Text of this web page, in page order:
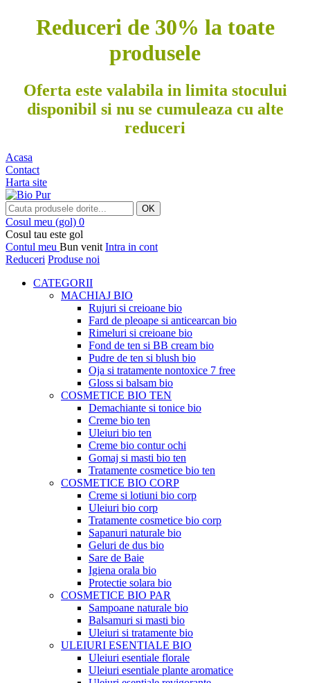
Reduceri de 30% la toate
produsele
Oferta este valabila in limita stocului
disponibil si nu se cumuleaza cu alte
reduceri
Acasa
Contact
Harta site
OK
Cosul meu (gol) 0
Cosul tau este gol
Contul meu Bun venit Intra in cont
Reduceri Produse noi
CATEGORII
MACHIAJ BIO
Rujuri si creioane bio
Fard de pleoape si anticearcan bio
Rimeluri si creioane bio
Fond de ten si BB cream bio
Pudre de ten si blush bio
Oja si tratamente nontoxice 7 free
Gloss si balsam bio
COSMETICE BIO TEN
Demachiante si tonice bio
Creme bio ten
Uleiuri bio ten
Creme bio contur ochi
Gomaj si masti bio ten
Tratamente cosmetice bio ten
COSMETICE BIO CORP
Creme si lotiuni bio corp
Uleiuri bio corp
Tratamente cosmetice bio corp
Sapanuri naturale bio
Geluri de dus bio
Sare de Baie
Igiena orala bio
Protectie solara bio
COSMETICE BIO PAR
Sampoane naturale bio
Balsamuri si masti bio
Uleiuri si tratamente bio
ULEIURI ESENTIALE BIO
Uleiuri esentiale florale
Uleiuri esentiale plante aromatice